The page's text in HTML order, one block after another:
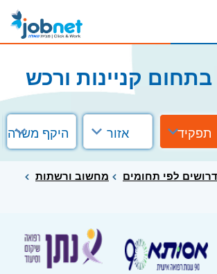
קניינות ורכש
תפקיד אזור היקף משרה
דרושים לפי תחומים מחשוב ורשתות